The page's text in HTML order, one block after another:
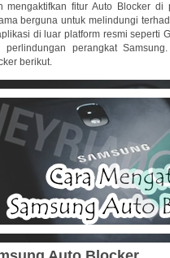
mengaktifkan fitur Auto Blocker
berguna untuk melindungi
di luar platform resmi seperti
perangkat
berikut.